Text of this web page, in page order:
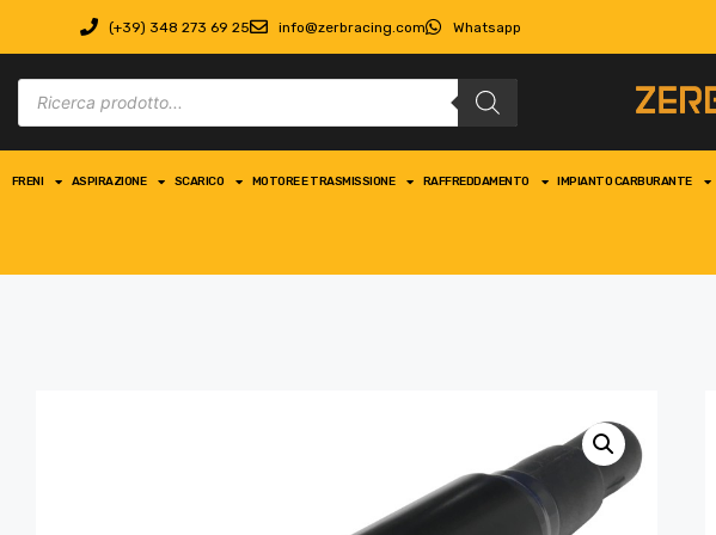
(+39) 348 273 69 25 info@zerbracing.com Whatsapp
FRENI ASPIRAZIONE SCARICO MOTORE E TRASMISSIONE RAFFREDDAMENTO IMPIANTO CARBURANTE